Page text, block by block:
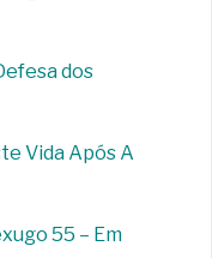
dos
Vida Após A
55 – Em